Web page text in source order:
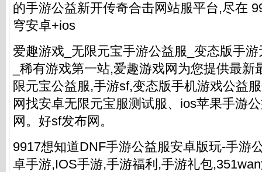
的手游公益新开传奇合击网站服平台,尽在
穹安卓+ios
爱趣游戏_无限元宝手游公益服_变态版手
_稀有游戏第一站,爱趣游戏网为您提供最
限元宝公益服,手游sf,变态版手机游戏公益
网找安卓无限元宝服测试服、ios苹果手游
网。 好sf发布网 。
9917想知道DNF手游公益服安卓版玩-手游
卓手游,IOS手游,手游福利,手游礼包